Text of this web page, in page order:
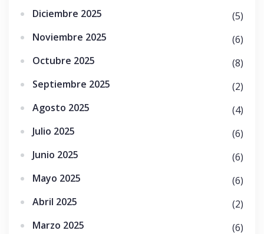
Diciembre 2025
(5)
Noviembre 2025
(6)
Octubre 2025
(8)
Septiembre 2025
(2)
Agosto 2025
(4)
Julio 2025
(6)
Junio 2025
(6)
Mayo 2025
(6)
Abril 2025
(2)
Marzo 2025
(6)